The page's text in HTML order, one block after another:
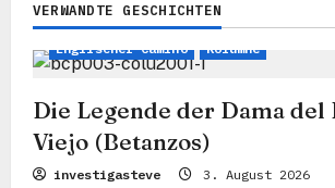
g
s
n
a
v
VERWANDTE GESCHICHTEN
Legenden, Mythen & Stories
Englischer Camino Kolumne
Die Legende der Dama del
Viejo (Betanzos)
investigasteve
3. August 2026